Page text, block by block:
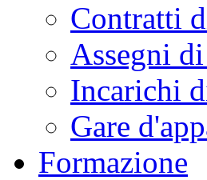
Contratti
Assegni
Incarichi
Gare
Formazione